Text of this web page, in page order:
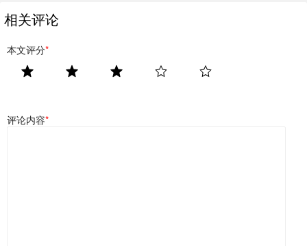
相关评论
本文评分*
评论内容*